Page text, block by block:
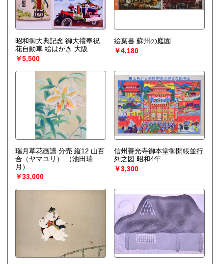
昭和御大典記念 御大禮奉祝
花自動車 絵はがき 大阪
￥5,500
絵葉書 蘇州の庭園
￥4,180
瑞月草花画譜 分売 縦12 山百
合（ヤマユリ）
（池田瑞
月）
￥33,000
信州善光寺御本堂御開帳並行
列之図 昭和4年
￥3,300